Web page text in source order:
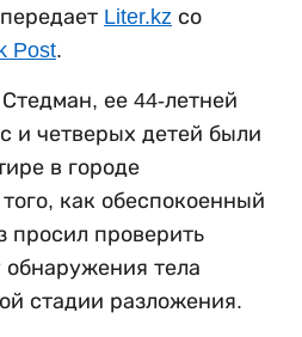
Liter.kz со
Post.
ее 44-летней
и четверых детей были
в городе
как обеспокоенный
просил проверить
тела
стадии разложения.